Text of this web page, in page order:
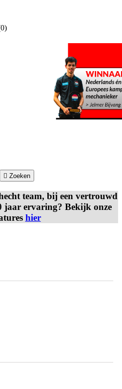
 Zoeken
team, bij een vertrouwd
jaar ervaring? Bekijk onze
hier